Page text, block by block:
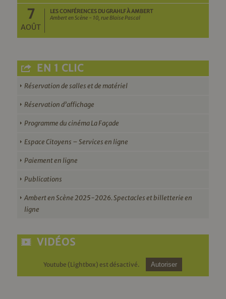
7
AOÛT
LES CONFÉRENCES DU GRAHLF À AMBERT
Ambert en Scène - 10, rue Blaise Pascal
EN 1 CLIC
Réservation de salles et de matériel
Réservation d’affichage
Programme du cinéma La Façade
Espace Citoyens – Services en ligne
Paiement en ligne
Publications
Ambert en Scène 2025-2026. Spectacles et billetterie en
ligne
VIDÉOS
Youtube (Lightbox) est désactivé. Autoriser